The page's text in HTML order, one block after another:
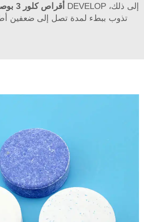
إلى ذلك، DEVELOP
أقراص كلور 3 بوصات لحمامات السباحة
تذوب ببطء لمدة تصل إلى ضعفين